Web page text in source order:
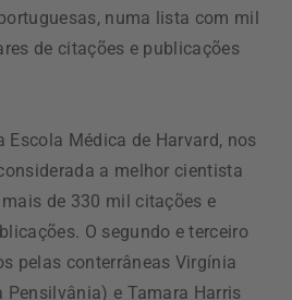
numa lista com mil
de citações e publicações
Escola Médica de Harvard, nos
a melhor cientista
de 330 mil citações e
O segundo e terceiro
pelas conterrâneas Virgínia
Pensilvânia) e Tamara Harris